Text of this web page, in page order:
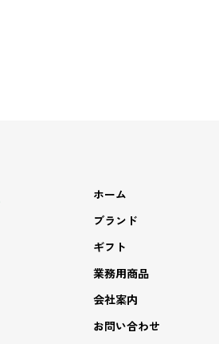
ホーム
ブランド
ギフト
業務用商品
会社案内
お問い合わせ